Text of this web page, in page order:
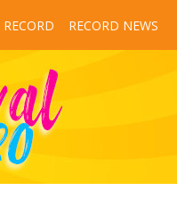
RECORD RECORD NEWS